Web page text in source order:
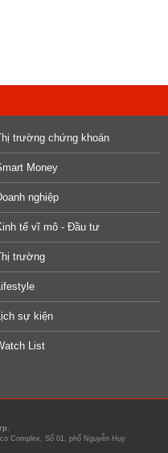
trường chứng khoán
Money
nghiệp
tế vĩ mô - Đầu tư
trường
sự kiện
List
Complex, Số 01, phố Nguyễn Huy